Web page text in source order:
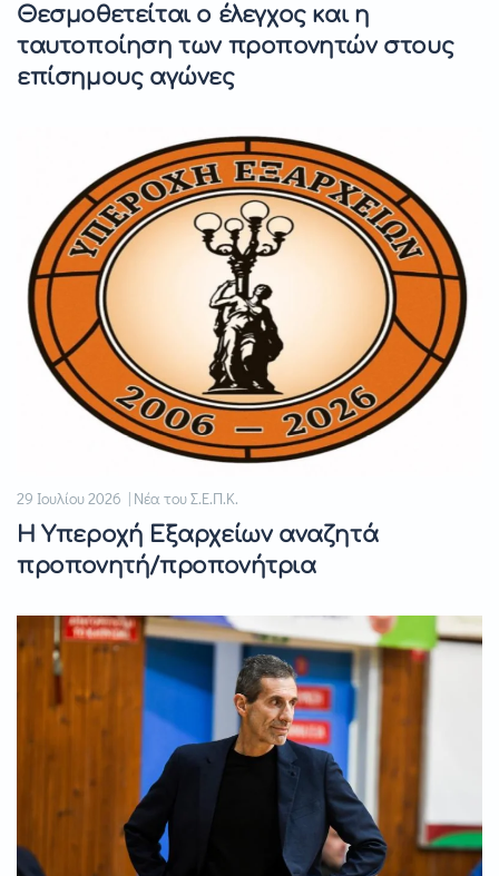
Θεσμοθετείται ο έλεγχος και η
ταυτοποίηση των προπονητών στους
επίσημους αγώνες
29 Ιουλίου 2026 | Νέα του Σ.Ε.Π.Κ.
Η Υπεροχή Εξαρχείων αναζητά
προπονητή/προπονήτρια